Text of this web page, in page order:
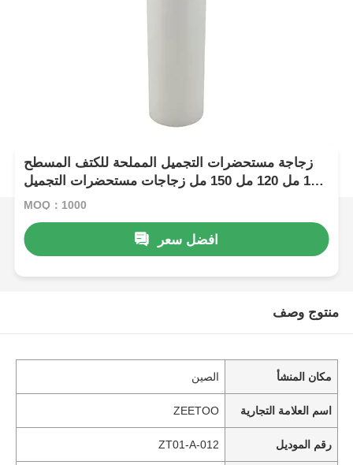
زجاجة مستحضرات التجميل المملحة للكتف المسطح
100 مل 120 مل 150 مل زجاجات مستحضرات التجميل
المتطاطية
MOQ：1000
افضل سعر
منتوج وصف
مكان المنشأ الصين
اسم العلامة التجارية ZEETOO
رقم الموديل ZT01-A-012